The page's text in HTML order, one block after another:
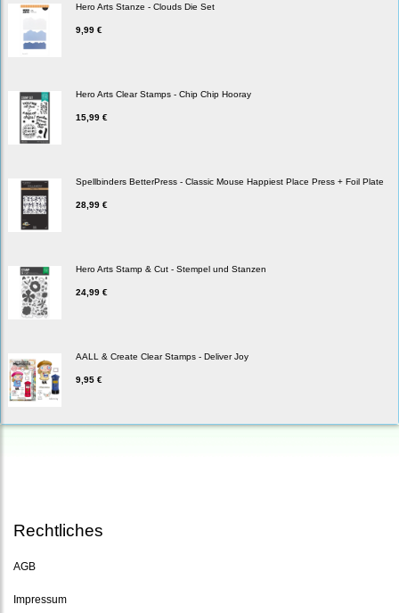
Hero Arts Stanze - Clouds Die Set
9,99 €
Hero Arts Clear Stamps - Chip Chip Hooray
15,99 €
Spellbinders BetterPress - Classic Mouse Happiest Place Press + Foil Plate
28,99 €
Hero Arts Stamp & Cut - Stempel und Stanzen
24,99 €
AALL & Create Clear Stamps - Deliver Joy
9,95 €
Rechtliches
AGB
Impressum